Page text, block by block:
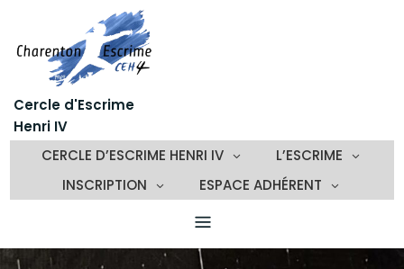
content
Cercle d'Escrime
Henri IV
CERCLE D’ESCRIME HENRI IV
L’ESCRIME
INSCRIPTION
ESPACE ADHÉRENT